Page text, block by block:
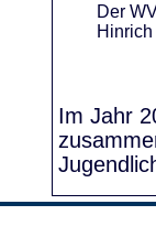
Der
Im Jahr